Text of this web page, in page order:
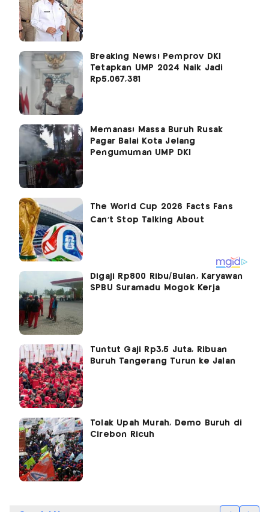
Breaking News! Pemprov DKI
Tetapkan UMP 2024 Naik Jadi
Rp5,067,381
Memanas! Massa Buruh Rusak
Pagar Balai Kota Jelang
Pengumuman UMP DKI
Digaji Rp800 Ribu/Bulan, Karyawan
SPBU Suramadu Mogok Kerja
Tuntut Gaji Rp3,5 Juta, Ribuan
Buruh Tangerang Turun ke Jalan
Tolak Upah Murah, Demo Buruh di
Cirebon Ricuh